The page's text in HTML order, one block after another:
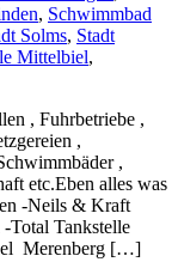
, Schwimmbad
Solms, Stadt
Mittelbiel,
, Fuhrbetriebe ,
,
,
etc.Eben alles was
-Neils & Kraft
Total Tankstelle
Merenberg […]